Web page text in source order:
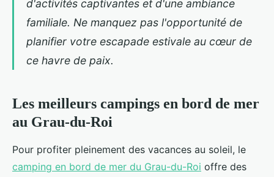
d'activités captivantes et d'une ambiance
familiale. Ne manquez pas l'opportunité de
planifier votre escapade estivale au cœur de
ce havre de paix.
Les meilleurs campings en bord de mer
au Grau-du-Roi
Pour profiter pleinement des vacances au soleil, le
camping en bord de mer du Grau-du-Roi offre des